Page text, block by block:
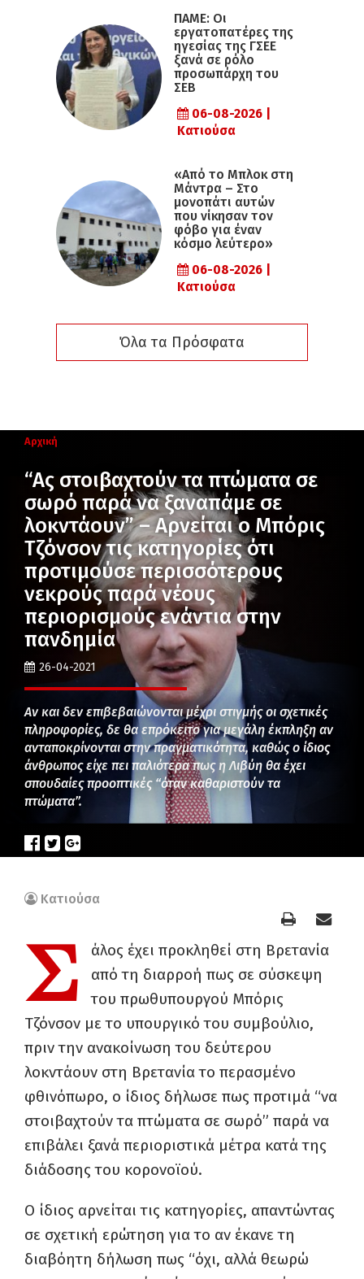
ΠΑΜΕ: Οι
εργατοπατέρες της
ηγεσίας της ΓΣΕΕ
ξανά σε ρόλο
προσωπάρχη του
ΣΕΒ
06-08-2026 |
Κατιούσα
«Από το Μπλοκ στη
Μάντρα – Στο
μονοπάτι αυτών
που νίκησαν τον
φόβο για έναν
κόσμο λεύτερο»
06-08-2026 |
Κατιούσα
Όλα τα Πρόσφατα
Αρχική
“Aς στοιβαχτούν τα πτώματα σε
σωρό παρά να ξαναπάμε σε
λοκντάουν” – Αρνείται ο Μπόρις
Τζόνσον τις κατηγορίες ότι
προτιμούσε περισσότερους
νεκρούς παρά νέους
περιορισμούς ενάντια στην
πανδημία
26-04-2021
Αν και δεν επιβεβαιώνονται μέχρι στιγμής οι σχετικές
πληροφορίες, δε θα επρόκειτο για μεγάλη έκπληξη αν
ανταποκρίνονται στην πραγματικότητα, καθώς ο ίδιος
άνθρωπος είχε πει παλιότερα πως η Λιβύη θα έχει
σπουδαίες προοπτικές “όταν καθαριστούν τα
πτώματα”.
Κατιούσα
Σ
άλος έχει προκληθεί στη Βρετανία
από τη διαρροή πως σε σύσκεψη
του πρωθυπουργού Μπόρις
Τζόνσον με το υπουργικό του συμβούλιο,
πριν την ανακοίνωση του δεύτερου
λοκντάουν στη Βρετανία το περασμένο
φθινόπωρο, ο ίδιος δήλωσε πως προτιμά “να
στοιβαχτούν τα πτώματα σε σωρό” παρά να
επιβάλει ξανά περιοριστικά μέτρα κατά της
διάδοσης του κορονοϊού.
Ο ίδιος αρνείται τις κατηγορίες, απαντώντας
σε σχετική ερώτηση για το αν έκανε τη
διαβόητη δήλωση πως “όχι, αλλά θεωρώ